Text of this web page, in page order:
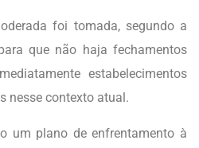
foi tomada, segundo a
que não haja fechamentos
estabelecimentos
nesse contexto atual.
um plano de enfrentamento à